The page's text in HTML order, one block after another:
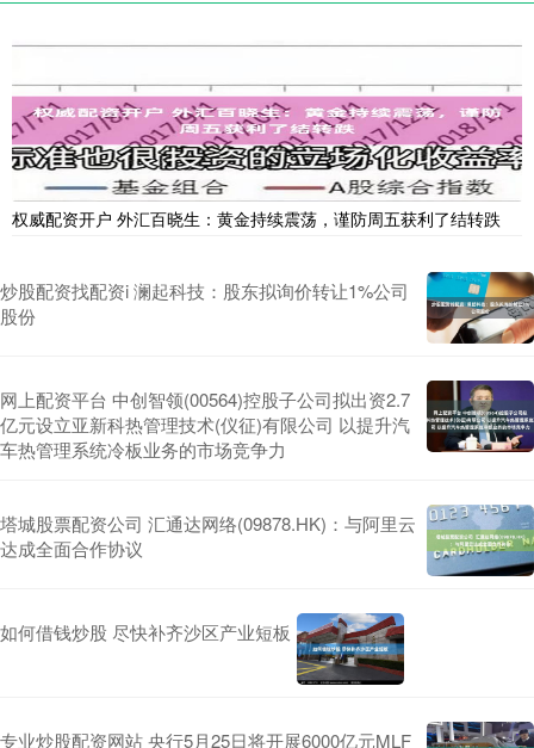
权威配资开户 外汇百晓生：黄金持续震荡，谨防周五获利了结转跌
炒股配资找配资i 澜起科技：股东拟询价转让1%公司
股份
网上配资平台 中创智领(00564)控股子公司拟出资2.7
亿元设立亚新科热管理技术(仪征)有限公司 以提升汽
车热管理系统冷板业务的市场竞争力
塔城股票配资公司 汇通达网络(09878.HK)：与阿里云
达成全面合作协议
如何借钱炒股 尽快补齐沙区产业短板
专业炒股配资网站 央行5月25日将开展6000亿元MLF